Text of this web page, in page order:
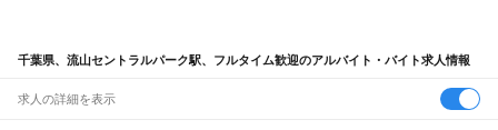
千葉県、流山セントラルパーク駅、フルタイム歓迎のアルバイト・バイト求人情報
求人の詳細を表示